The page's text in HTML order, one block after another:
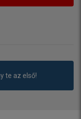
te az első!